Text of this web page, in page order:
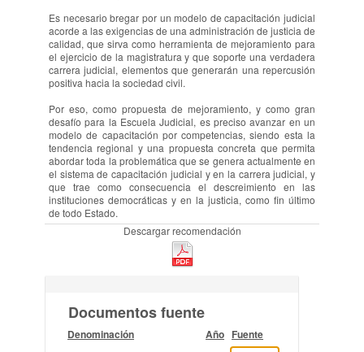
Es necesario bregar por un modelo de capacitación judicial
acorde a las exigencias de una administración de justicia de
calidad, que sirva como herramienta de mejoramiento para
el ejercicio de la magistratura y que soporte una verdadera
carrera judicial, elementos que generarán una repercusión
positiva hacia la sociedad civil.
Por eso, como propuesta de mejoramiento, y como gran
desafío para la Escuela Judicial, es preciso avanzar en un
modelo de capacitación por competencias, siendo esta la
tendencia regional y una propuesta concreta que permita
abordar toda la problemática que se genera actualmente en
el sistema de capacitación judicial y en la carrera judicial, y
que trae como consecuencia el descreimiento en las
instituciones democráticas y en la justicia, como fin último
de todo Estado.
Descargar recomendación
Documentos fuente
Denominación Año Fuente